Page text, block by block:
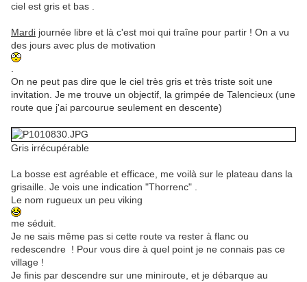
ciel est gris et bas .
Mardi journée libre et là c'est moi qui traîne pour partir ! On a vu
des jours avec plus de motivation
On ne peut pas dire que le ciel très gris et très triste soit une
invitation. Je me trouve un objectif, la grimpée de Talencieux (une
route que j'ai parcourue seulement en descente)
Gris irrécupérable
La bosse est agréable et efficace, me voilà sur le plateau dans la
grisaille. Je vois une indication "Thorrenc" .
Le nom rugueux un peu viking
me séduit.
Je ne sais même pas si cette route va rester à flanc ou
redescendre ! Pour vous dire à quel point je ne connais pas ce
village !
Je finis par descendre sur une miniroute, et je débarque au